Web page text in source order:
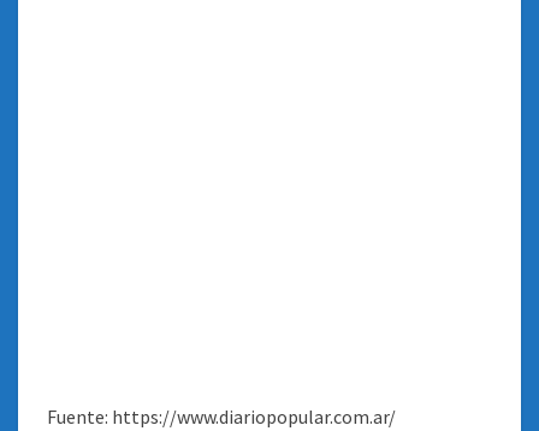
Fuente: https://www.diariopopular.com.ar/